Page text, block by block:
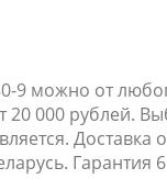
9 можно от
20 000 рублей.
Доставка
Гарантия